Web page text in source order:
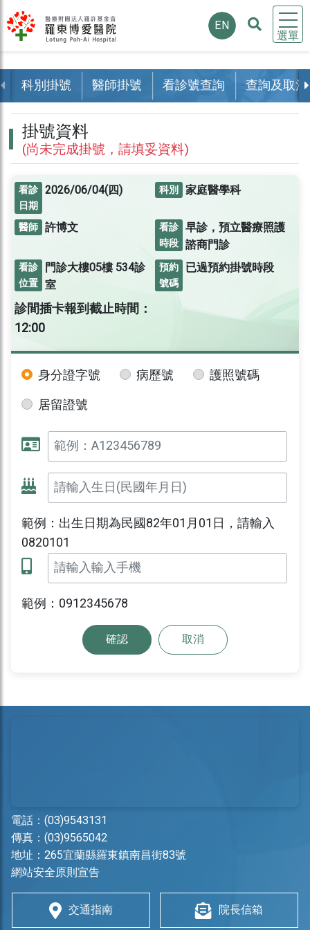
選單
EN
科別掛號 醫師掛號 看診號查詢 查詢及取消
掛號資料
(尚未完成掛號，請填妥資料)
看診
日期
2026/06/04(四) 科別 家庭醫學科
醫師 許博文
看診
時段
早診，預立醫療照護
諮商門診
看診
位置
門診大樓05樓534診
室
預約
號碼
已過預約掛號時段
診間插卡報到截止時間：
12:00
身分證字號 病歷號
護照號碼
居留證號
範例：出生日期為民國82年01月01日，請輸入
0820101
範例：0912345678
確認 取消
電話： (03)9543131
傳真：(03)9565042
地址： 265宜蘭縣羅東鎮南昌街83號
網站安全原則宣告
交通指南 院長信箱